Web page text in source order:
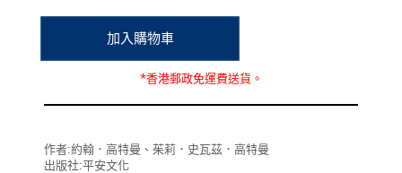
*香港郵政免運費送貨。
作者:約翰．高特曼、茱莉．史瓦茲．高特曼
出版社:平安文化